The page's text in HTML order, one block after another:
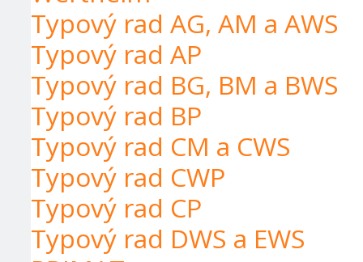
Typový rad AG, AM a AWS
Typový rad AP
Typový rad BG, BM a BWS
Typový rad BP
Typový rad CM a CWS
Typový rad CWP
Typový rad CP
Typový rad DWS a EWS
Typový rad Starprim 1
Typový rad Starprim 2
Typový rad Starprim 3